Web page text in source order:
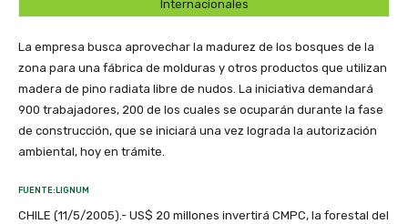
Internacionales
La empresa busca aprovechar la madurez de los bosques de la
zona para una fábrica de molduras y otros productos que utilizan
madera de pino radiata libre de nudos. La iniciativa demandará
900 trabajadores, 200 de los cuales se ocuparán durante la fase
de construcción, que se iniciará una vez lograda la autorización
ambiental, hoy en trámite.
FUENTE:LIGNUM
CHILE (11/5/2005).- US$ 20 millones invertirá CMPC, la forestal del